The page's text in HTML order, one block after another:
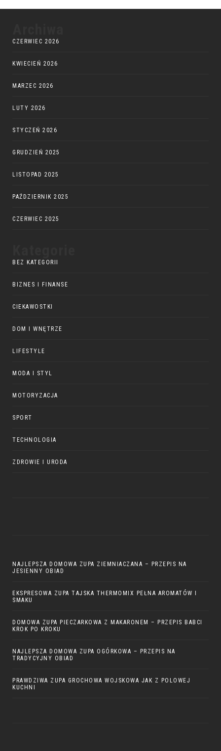
CZERWIEC 2026
KWIECIEŃ 2026
MARZEC 2026
LUTY 2026
STYCZEŃ 2026
GRUDZIEŃ 2025
LISTOPAD 2025
PAŹDZIERNIK 2025
CZERWIEC 2025
BEZ KATEGORII
BIZNES I FINANSE
CIEKAWOSTKI
DOM I WNĘTRZE
LIFESTYLE
MODA I STYL
MOTORYZACJA
SPORT
TECHNOLOGIA
ZDROWIE I URODA
NAJLEPSZA DOMOWA ZUPA ZIEMNIACZANA – PRZEPIS NA
JESIENNY OBIAD
EKSPRESOWA ZUPA TAJSKA THERMOMIX PEŁNA AROMATÓW I
SMAKU
DOMOWA ZUPA PIECZARKOWA Z MAKARONEM – PRZEPIS BABCI
KROK PO KROKU
NAJLEPSZA DOMOWA ZUPA OGÓRKOWA – PRZEPIS NA
TRADYCYJNY OBIAD
PRAWDZIWA ZUPA GROCHOWA WOJSKOWA JAK Z POLOWEJ
KUCHNI